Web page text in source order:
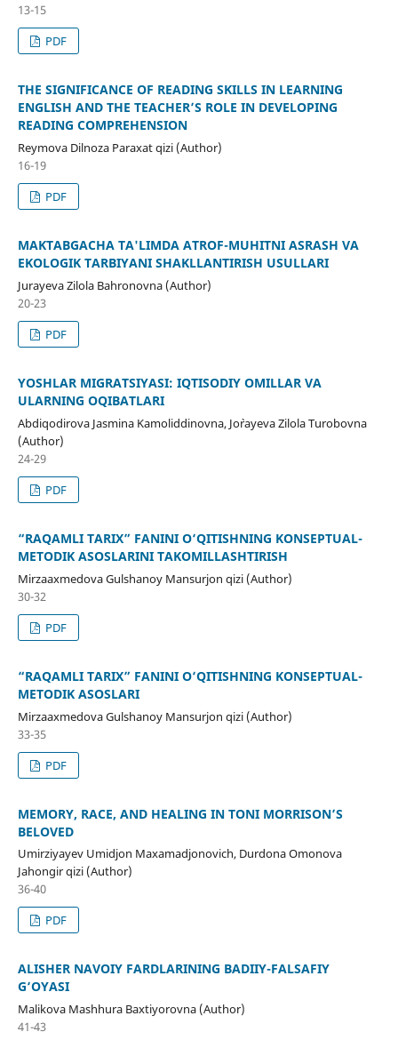
13-15
PDF
THE SIGNIFICANCE OF READING SKILLS IN LEARNING
ENGLISH AND THE TEACHER’S ROLE IN DEVELOPING
READING COMPREHENSION
Reymova Dilnoza Paraxat qizi (Author)
16-19
PDF
MAKTABGACHA TA'LIMDA ATROF-MUHITNI ASRASH VA
EKOLOGIK TARBIYANI SHAKLLANTIRISH USULLARI
Jurayeva Zilola Bahronovna (Author)
20-23
PDF
YOSHLAR MIGRATSIYASI: IQTISODIY OMILLAR VA
ULARNING OQIBATLARI
Abdiqodirova Jasmina Kamoliddinovna, Jo`rayeva Zilola Turobovna
(Author)
24-29
PDF
“RAQAMLI TARIX” FANINI O‘QITISHNING KONSEPTUAL-
METODIK ASOSLARINI TAKOMILLASHTIRISH
Mirzaaxmedova Gulshanoy Mansurjon qizi (Author)
30-32
PDF
“RAQAMLI TARIX” FANINI O‘QITISHNING KONSEPTUAL-
METODIK ASOSLARI
Mirzaaxmedova Gulshanoy Mansurjon qizi (Author)
33-35
PDF
MEMORY, RACE, AND HEALING IN TONI MORRISON’S
BELOVED
Umirziyayev Umidjon Maxamadjonovich, Durdona Omonova
Jahongir qizi (Author)
36-40
PDF
ALISHER NAVOIY FARDLARINING BADIIY-FALSAFIY
G‘OYASI
Malikova Mashhura Baxtiyorovna (Author)
41-43